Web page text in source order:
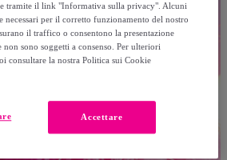
tramite il link "Informativa sulla privacy". Alcuni
necessari per il corretto funzionamento del nostro
il traffico o consentono la presentazione
non sono soggetti a consenso. Per ulteriori
consultare la nostra Politica sui Cookie
Accettare